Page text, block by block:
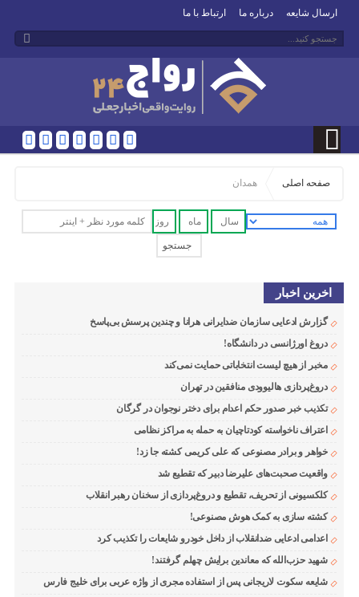
ارسال شایعه درباره ما ارتباط با ما
صفحه اصلی همدان
اخرین اخبار
گزارش ادعایی سازمان ضدایرانی هرانا و چندین پرسش بی‌پاسخ
دروغ اورژانسی در دانشگاه!
مخبر از هیچ لیست انتخاباتی حمایت نمی‌کند
دروغ‌پردازی هالیوودی منافقین در تهران
تکذیب خبر صدور حکم اعدام برای دختر نوجوان در گرگان
اعتراف ناخواسته کودتاچیان به حمله به مراکز نظامی
خواهر و برادر مصنوعی که علی کریمی کشته جا زد!
واقعیت صحبت‌های علیرضا دبیر که تقطیع شد
کلکسیونی از تحریف، تقطیع و دروغ‌پردازی از سخنان رهبر انقلاب
کشته سازی به کمک هوش مصنوعی!
اعدامی ادعایی ضدانقلاب از داخل خودرو شایعات را تکذیب کرد
شهید حزب‌الله که معاندین برایش چهلم گرفتند!
شایعه سکوت لاریجانی پس از استفاده مجری از واژه عربی برای خلیج فارس